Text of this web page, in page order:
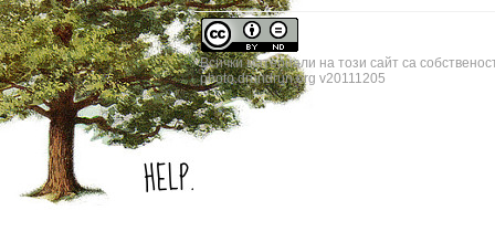
Всички материали на този сайт са
photo.drundrun.org v20111205